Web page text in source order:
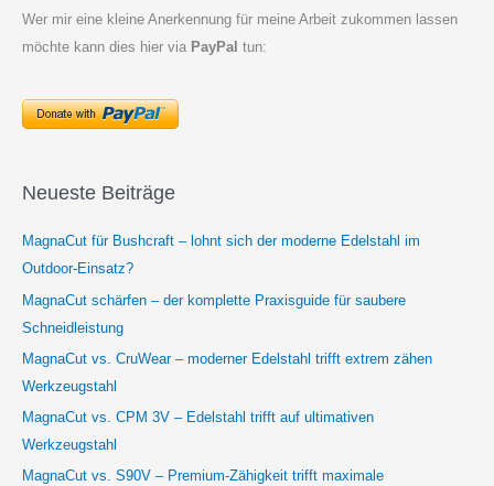
Wer mir eine kleine Anerkennung für meine Arbeit zukommen lassen
möchte kann dies hier via PayPal tun:
Neueste Beiträge
MagnaCut für Bushcraft – lohnt sich der moderne Edelstahl im
Outdoor-Einsatz?
MagnaCut schärfen – der komplette Praxisguide für saubere
Schneidleistung
MagnaCut vs. CruWear – moderner Edelstahl trifft extrem zähen
Werkzeugstahl
MagnaCut vs. CPM 3V – Edelstahl trifft auf ultimativen
Werkzeugstahl
MagnaCut vs. S90V – Premium-Zähigkeit trifft maximale